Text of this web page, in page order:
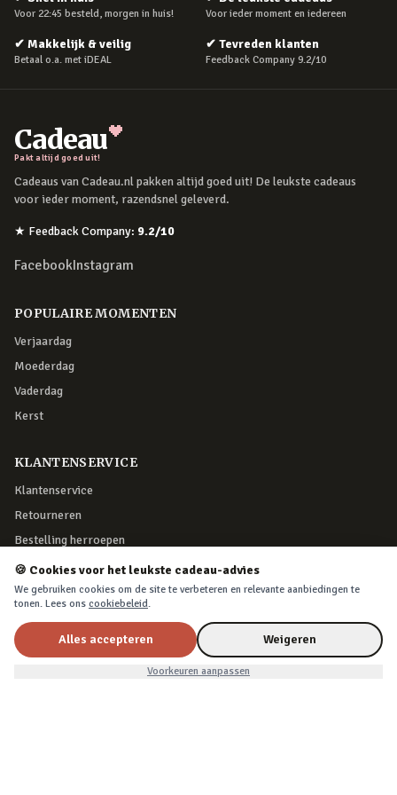
Voor 22:45 besteld, morgen in huis! Voor ieder moment en iedereen
✔ Makkelijk & veilig
Betaal o.a. met iDEAL
✔ Tevreden klanten
Feedback Company 9.2/10
Cadeau
Pakt altijd goed uit!
Cadeaus van Cadeau.nl pakken altijd goed uit! De leukste cadeaus
voor ieder moment, razendsnel geleverd.
★ Feedback Company: 9.2/10
FacebookInstagram
POPULAIRE MOMENTEN
Verjaardag
Moederdag
Vaderdag
Kerst
KLANTENSERVICE
Klantenservice
Retourneren
Bestelling herroepen
Over Cadeau.nl
Algemene voorwaarden
VEILIG BETALEN
🍪 Cookies voor het leukste cadeau-advies
We gebruiken cookies om de site te verbeteren en relevante aanbiedingen te
tonen. Lees ons cookiebeleid.
Alles accepteren Weigeren
Voorkeuren aanpassen